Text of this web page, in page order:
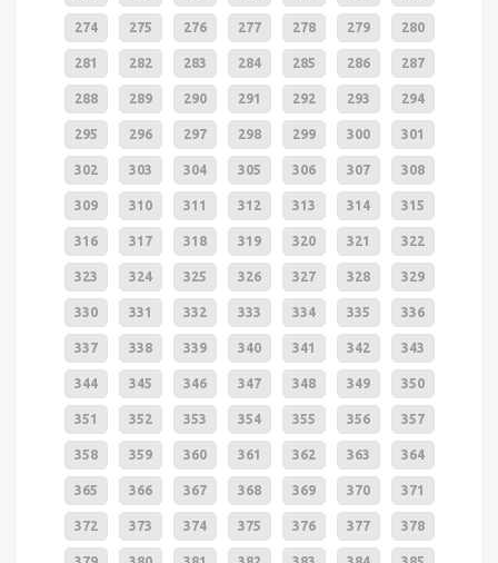
274 275 276 277 278 279 280
281 282 283 284 285 286 287
288 289 290 291 292 293 294
295 296 297 298 299 300 301
302 303 304 305 306 307 308
309 310 311 312 313 314 315
316 317 318 319 320 321 322
323 324 325 326 327 328 329
330 331 332 333 334 335 336
337 338 339 340 341 342 343
344 345 346 347 348 349 350
351 352 353 354 355 356 357
358 359 360 361 362 363 364
365 366 367 368 369 370 371
372 373 374 375 376 377 378